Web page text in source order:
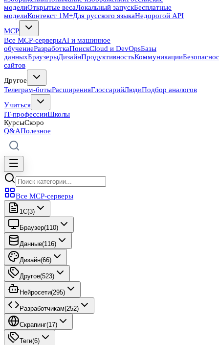
моделиОткрытые весаЛокальный запускБесплатные
моделиКонтекст 1M+Для русского языкаНедорогой API
MCP
Все MCP-серверыAI и машинное
обучениеРазработкаПоискCloud и DevOpsБазы
данныхБраузерыДизайнПродуктивностьКоммуникации
сайтов
Другое
Телеграм-ботыРасширенияГлоссарийЛюдиПодбор аналогов
Учиться
IT-профессииШколы
КурсыСкоро
Q&AПолезное
Все MCP-серверы
1C(3)
Браузер(110)
Данные(116)
Дизайн(66)
Другое(523)
Нейросети(295)
Разработчикам(252)
Скрапинг(17)
Теги(6)